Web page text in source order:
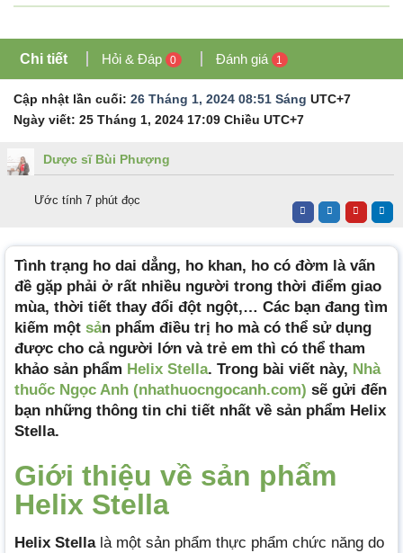
Chi tiết Hỏi & Đáp 0 Đánh giá 1
Cập nhật lần cuối: 26 Tháng 1, 2024 08:51 Sáng UTC+7
Ngày viết: 25 Tháng 1, 2024 17:09 Chiều UTC+7
Dược sĩ Bùi Phượng
Ước tính 7 phút đọc
Tình trạng ho dai dẳng, ho khan, ho có đờm là vấn
đề gặp phải ở rất nhiều người trong thời điểm giao
mùa, thời tiết thay đổi đột ngột,… Các bạn đang tìm
kiếm một sản phẩm điều trị ho mà có thể sử dụng
được cho cả người lớn và trẻ em thì có thể tham
khảo sản phẩm Helix Stella. Trong bài viết này, Nhà
thuốc Ngọc Anh (nhathuocngocanh.com) sẽ gửi đến
bạn những thông tin chi tiết nhất về sản phẩm Helix
Stella.
Giới thiệu về sản phẩm
Helix Stella
Helix Stellalà một sản phẩm thực phẩm chức năng do